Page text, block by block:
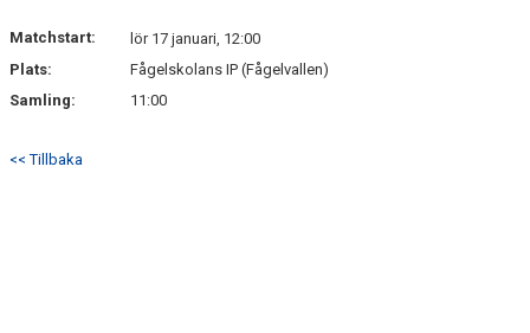
Matchstart:
lör 17 januari, 12:00
Plats:
Fågelskolans IP (Fågelvallen)
Samling:
11:00
<< Tillbaka